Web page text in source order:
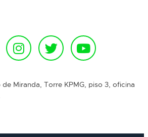
Miranda, Torre KPMG, piso 3, oficina